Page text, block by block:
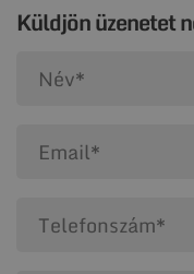
Küldjön üzenetet